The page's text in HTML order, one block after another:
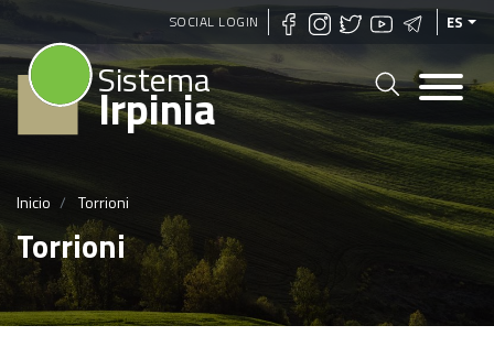
Pasar
al
contenido
principal
SOCIAL LOGIN ES
Sistema
Irpinia
Inicio Torrioni
Torrioni